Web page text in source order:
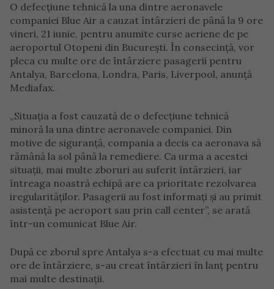
O defecțiune tehnică la una dintre aeronavele
companiei Blue Air a cauzat întârzieri de până la 9 ore
vineri, 21 iunie, pentru anumite curse aeriene de pe
aeroportul Otopeni din București. În consecință, vor
pleca cu multe ore de întârziere pasagerii pentru
Antalya, Barcelona, Londra, Paris, Liverpool, anunță
Mediafax.
„Situaţia a fost cauzată de o defecţiune tehnică
minoră la una dintre aeronavele companiei. Din
motive de siguranţă, compania a decis ca aeronava să
rămână la sol până la remediere. Ca urma a acestei
situaţii, mai multe zboruri au suferit întârzieri, iar
întreaga noastră echipă are ca prioritate rezolvarea
iregularităţilor. Pasagerii au fost informaţi şi au primit
asistenţă pe aeroport sau prin call center”, se arată
într-un comunicat Blue Air.
După ce zborul spre Antalya s-a efectuat cu mai multe
ore de întârziere, s-au creat întârzieri în lanț pentru
mai multe destinații.